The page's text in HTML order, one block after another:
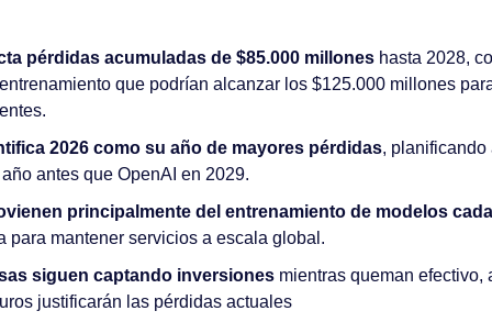
pérdidas acumuladas de $85.000 millones hasta 2028,
que podrían alcanzar los $125.000 millones
2026 como su año de mayores pérdidas, planificando
antes que OpenAI en 2029.
principalmente del entrenamiento de modelos
para mantener servicios a escala global.
siguen captando inversiones mientras queman efectivo,
justificarán las pérdidas actuales